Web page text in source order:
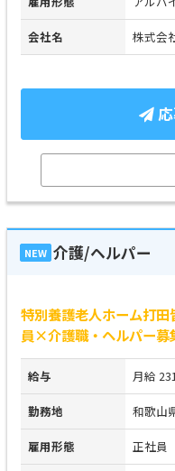
会社名 株式会
NEW 介護/ヘルパー
特別養護老人ホーム打
員×介護職・ヘルパー
給与 月給
勤務地 和歌山
雇用形態 正社員